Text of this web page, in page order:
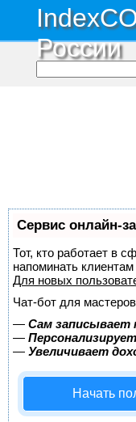
России
Сервис онлайн-
Тот, кто работает в
напоминать
Для новых
Чат-бот для
— Сам записывает
—
— Увеличивает
Начать